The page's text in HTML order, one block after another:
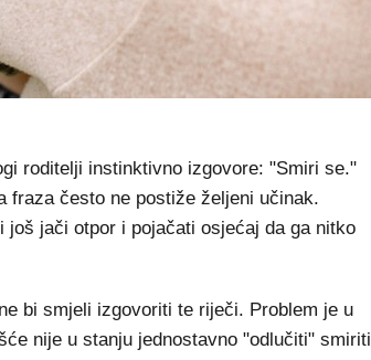
roditelji instinktivno izgovore: "Smiri se."
fraza često ne postiže željeni učinak.
još jači otpor i pojačati osjećaj da ga nitko
bi smjeli izgovoriti te riječi. Problem je u
nije u stanju jednostavno "odlučiti" smiriti